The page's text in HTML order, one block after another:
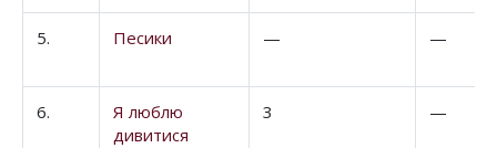
5. Песики — —
6.
Я люблю
дивитися
3 —